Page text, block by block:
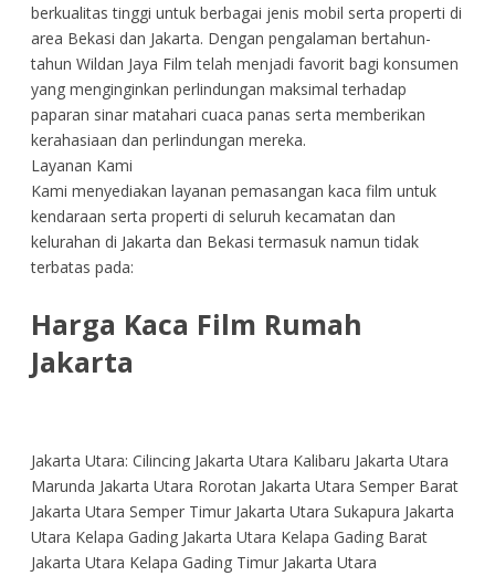
berkualitas tinggi untuk berbagai jenis mobil serta properti di
area Bekasi dan Jakarta. Dengan pengalaman bertahun-
tahun Wildan Jaya Film telah menjadi favorit bagi konsumen
yang menginginkan perlindungan maksimal terhadap
paparan sinar matahari cuaca panas serta memberikan
kerahasiaan dan perlindungan mereka.
Layanan Kami
Kami menyediakan layanan pemasangan kaca film untuk
kendaraan serta properti di seluruh kecamatan dan
kelurahan di Jakarta dan Bekasi termasuk namun tidak
terbatas pada:
Harga Kaca Film Rumah
Jakarta
Jakarta Utara: Cilincing Jakarta Utara Kalibaru Jakarta Utara
Marunda Jakarta Utara Rorotan Jakarta Utara Semper Barat
Jakarta Utara Semper Timur Jakarta Utara Sukapura Jakarta
Utara Kelapa Gading Jakarta Utara Kelapa Gading Barat
Jakarta Utara Kelapa Gading Timur Jakarta Utara